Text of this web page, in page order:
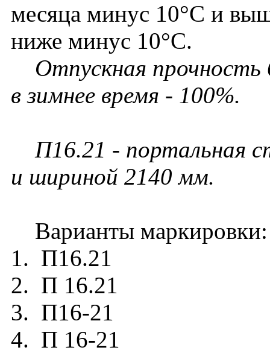
месяца минус 10°С и
ниже минус 10°С.
Отпускная прочность
в зимнее время - 100%.
П16.21 - портальная
и шириной 2140 мм.
Варианты маркировки:
1. П16.21
2. П 16.21
3. П16-21
4. П 16-21